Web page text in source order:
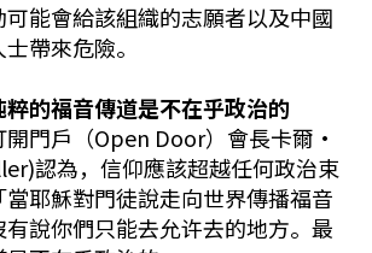
能會給該組織的志願者以及中國
帶來危險。
的福音傳道是不在乎政治的
開門戶（Open Door）會長卡爾•
認為，信仰應該超越任何政治束
耶穌對門徒說走向世界傳播福音
說你們只能去允许去的地方。最